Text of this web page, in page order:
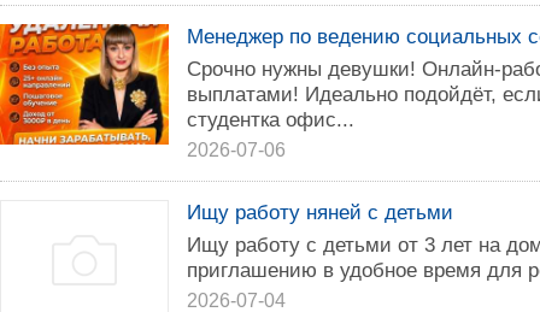
Менеджер по ведению социальных
Срочно нужны девушки! Онлайн-
выплатами! Идеально подойдёт,
студентка офис...
2026-07-06
Ищу работу няней с детьми
Ищу работу с детьми от 3 лет на
приглашению в удобное время для
2026-07-04